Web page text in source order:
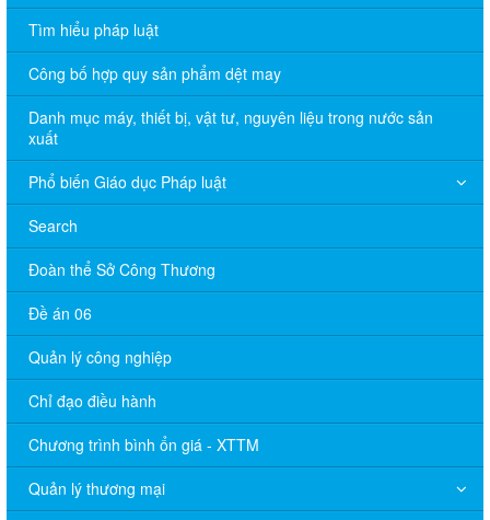
Tìm hiểu pháp luật
Công bố hợp quy sản phẩm dệt may
Danh mục máy, thiết bị, vật tư, nguyên liệu trong nước sản
xuất
Phổ biến Giáo dục Pháp luật
Search
Đoàn thể Sở Công Thương
Đề án 06
Quản lý công nghiệp
Chỉ đạo điều hành
Chương trình bình ổn giá - XTTM
Quản lý thương mại